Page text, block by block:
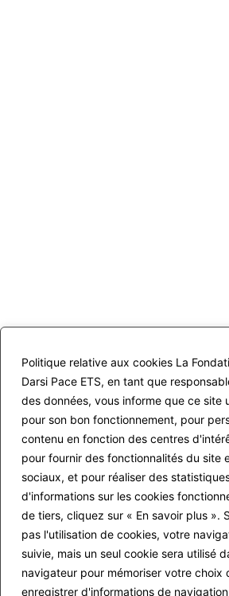
Politique relative aux cookies La
Darsi Pace ETS, en tant que
des données, vous informe que ce site
pour son bon fonctionnement, pour
contenu en fonction des centres
pour fournir des fonctionnalités du site
sociaux, et pour réaliser des
d'informations sur les cookies
de tiers, cliquez sur « En savoir plus ».
pas l'utilisation de cookies, votre
suivie, mais un seul cookie sera utilisé
navigateur pour mémoriser votre choix
enregistrer d'informations de
Plan du site
Connexion des éditeurs
Contacts
Politique
Suivez-nous